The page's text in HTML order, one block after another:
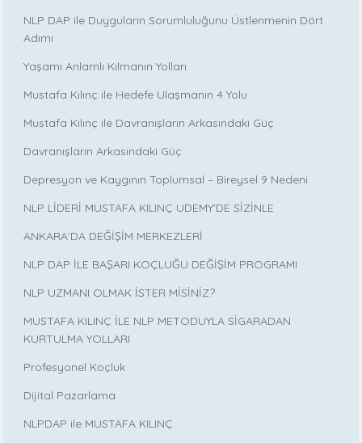
NLP DAP ile Duyguların Sorumluluğunu Üstlenmenin Dört
Adımı
Yaşamı Anlamlı Kılmanın Yolları
Mustafa Kılınç ile Hedefe Ulaşmanın 4 Yolu
Mustafa Kılınç ile Davranışların Arkasındaki Güç
Davranışların Arkasındaki Güç
Depresyon ve Kaygının Toplumsal – Bireysel 9 Nedeni
NLP LİDERİ MUSTAFA KILINÇ UDEMY'DE SİZİNLE
ANKARA’DA DEĞİŞİM MERKEZLERİ
NLP DAP İLE BAŞARI KOÇLUĞU DEĞİŞİM PROGRAMI
NLP UZMANI OLMAK İSTER MİSİNİZ?
MUSTAFA KILINÇ İLE NLP METODUYLA SİGARADAN
KURTULMA YOLLARI
Profesyonel Koçluk
Dijital Pazarlama
NLPDAP ile MUSTAFA KILINÇ